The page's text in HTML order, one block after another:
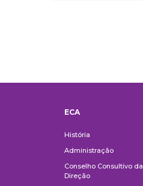
ECA
História
Administração
Conselho Consultivo da
Direção